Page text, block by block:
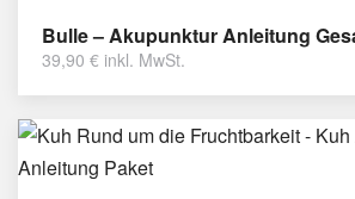
Bulle – Akupunktur Anleitung
39,90 € inkl. MwSt.